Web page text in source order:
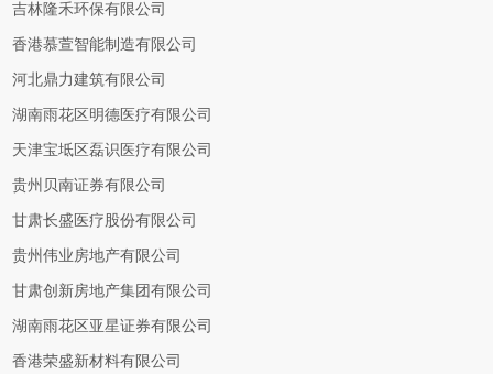
吉林隆禾环保有限公司
香港慕萱智能制造有限公司
河北鼎力建筑有限公司
湖南雨花区明德医疗有限公司
天津宝坻区磊识医疗有限公司
贵州贝南证券有限公司
甘肃长盛医疗股份有限公司
贵州伟业房地产有限公司
甘肃创新房地产集团有限公司
湖南雨花区亚星证券有限公司
香港荣盛新材料有限公司